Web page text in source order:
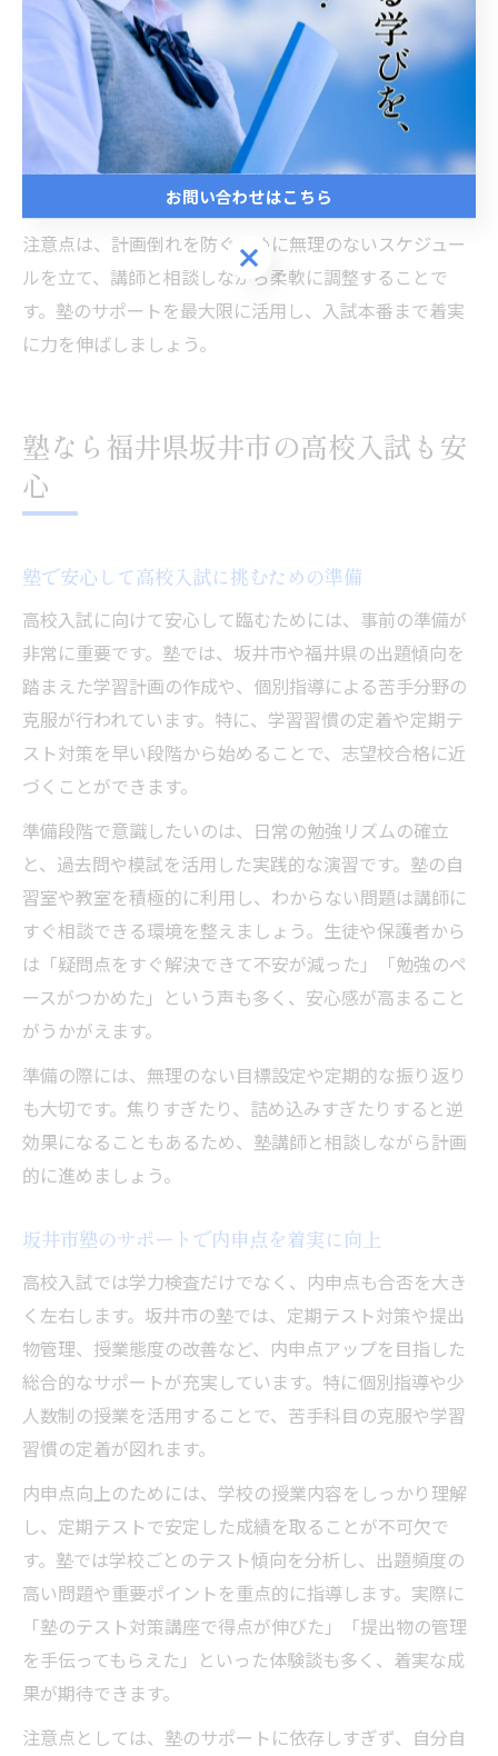
細かく設定することがポイントです。
塾では、志望校のボーダーラインや2025年の入試日程を
意識した年間スケジュールを作成し、定期テスト対策や
弱点補強を織り交ぜたカリキュラムを提供しています。
模試や確認テストを活用し、都度学習計画を見直すこと
注意点は、計画倒れを防ぐために無理のないスケジュー
ルを立て、講師と相談しながら柔軟に調整することで
す。塾のサポートを最大限に活用し、入試本番まで着実
に力を伸ばしましょう。
塾なら福井県坂井市の高校入試も安
心
塾で安心して高校入試に挑むための準備
高校入試に向けて安心して臨むためには、事前の準備が
非常に重要です。塾では、坂井市や福井県の出題傾向を
踏まえた学習計画の作成や、個別指導による苦手分野の
克服が行われています。特に、学習習慣の定着や定期テ
スト対策を早い段階から始めることで、志望校合格に近
づくことができます。
準備段階で意識したいのは、日常の勉強リズムの確立
と、過去問や模試を活用した実践的な演習です。塾の自
習室や教室を積極的に利用し、わからない問題は講師に
すぐ相談できる環境を整えましょう。生徒や保護者から
は「疑問点をすぐ解決できて不安が減った」「勉強のペ
ースがつかめた」という声も多く、安心感が高まること
がうかがえます。
準備の際には、無理のない目標設定や定期的な振り返り
も大切です。焦りすぎたり、詰め込みすぎたりすると逆
効果になることもあるため、塾講師と相談しながら計画
的に進めましょう。
坂井市塾のサポートで内申点を着実に向上
高校入試では学力検査だけでなく、内申点も合否を大き
く左右します。坂井市の塾では、定期テスト対策や提出
物管理、授業態度の改善など、内申点アップを目指した
総合的なサポートが充実しています。特に個別指導や少
人数制の授業を活用することで、苦手科目の克服や学習
習慣の定着が図れます。
内申点向上のためには、学校の授業内容をしっかり理解
し、定期テストで安定した成績を取ることが不可欠で
す。塾では学校ごとのテスト傾向を分析し、出題頻度の
高い問題や重要ポイントを重点的に指導します。実際に
「塾のテスト対策講座で得点が伸びた」「提出物の管理
を手伝ってもらえた」といった体験談も多く、着実な成
果が期待できます。
注意点としては、塾のサポートに依存しすぎず、自分自
お問い合わせはこちら
お問い合わせはこちら